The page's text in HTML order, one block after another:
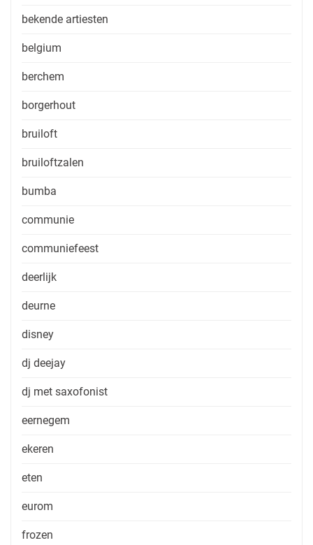
bekende artiesten
belgium
berchem
borgerhout
bruiloft
bruiloftzalen
bumba
communie
communiefeest
deerlijk
deurne
disney
dj deejay
dj met saxofonist
eernegem
ekeren
eten
eurom
frozen